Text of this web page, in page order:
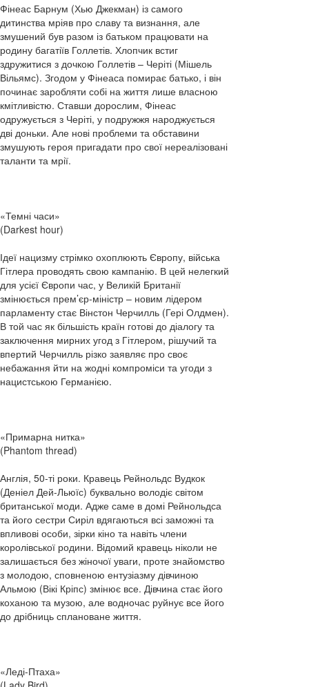
Фінеас Барнум (Хью Джекман) із самого
дитинства мріяв про славу та визнання, але
змушений був разом із батьком працювати на
родину багатіїв Голлетів. Хлопчик встиг
здружитися з дочкою Голлетів – Черіті (Мішель
Вільямс). Згодом у Фінеаса помирає батько, і він
починає заробляти собі на життя лише власною
кмітливістю. Ставши дорослим, Фінеас
одружується з Черіті, у подружжя народжується
дві доньки. Але нові проблеми та обставини
змушують героя пригадати про свої нереалізовані
таланти та мрії.
«Темні часи»
(Darkest hour)
Ідеї нацизму стрімко охоплюють Європу, війська
Гітлера проводять свою кампанію. В цей нелегкий
для усієї Європи час, у Великій Британії
змінюється прем’єр-міністр – новим лідером
парламенту стає Вінстон Черчилль (Гері Олдмен).
В той час як більшість країн готові до діалогу та
заключення мирних угод з Гітлером, рішучий та
впертий Черчилль різко заявляє про своє
небажання йти на жодні компроміси та угоди з
нацистською Германією.
«Примарна нитка»
(Phantom thread)
Англія, 50-ті роки. Кравець Рейнольдс Вудкок
(Деніел Дей-Льюїс) буквально володіє світом
британської моди. Адже саме в домі Рейнольдса
та його сестри Сиріл вдягаються всі заможні та
впливові особи, зірки кіно та навіть члени
королівської родини. Відомий кравець ніколи не
залишається без жіночої уваги, проте знайомство
з молодою, сповненою ентузіазму дівчиною
Альмою (Вікі Кріпс) змінює все. Дівчина стає його
коханою та музою, але водночас руйнує все його
до дрібниць сплановане життя.
«Леді-Птаха»